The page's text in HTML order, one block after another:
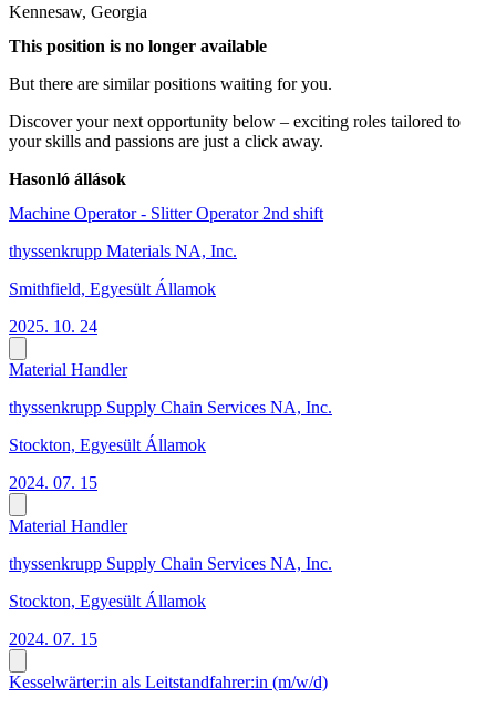
Kennesaw, Georgia
This position is no longer available
But there are similar positions waiting for you.
Discover your next opportunity below – exciting roles tailored to
your skills and passions are just a click away.
Hasonló állások
Machine Operator - Slitter Operator 2nd shift
thyssenkrupp Materials NA, Inc.
Smithfield, Egyesült Államok
2025. 10. 24
Material Handler
thyssenkrupp Supply Chain Services NA, Inc.
Stockton, Egyesült Államok
2024. 07. 15
Material Handler
thyssenkrupp Supply Chain Services NA, Inc.
Stockton, Egyesült Államok
2024. 07. 15
Kesselwärter:in als Leitstandfahrer:in (m/w/d)